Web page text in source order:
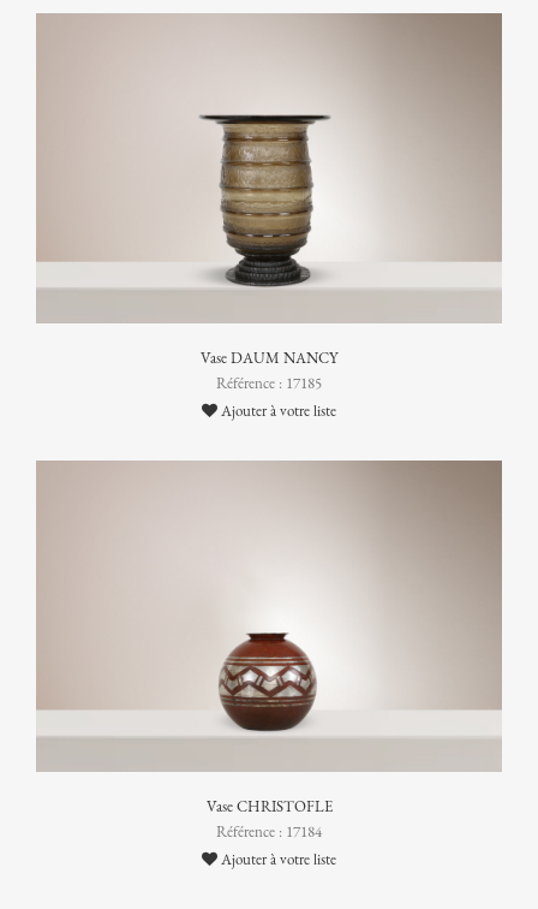
Vase DAUM NANCY
Référence : 17185
Ajouter à votre liste
Vase CHRISTOFLE
Référence : 17184
Ajouter à votre liste